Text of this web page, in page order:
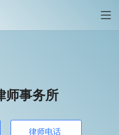
师事务所
律师电话